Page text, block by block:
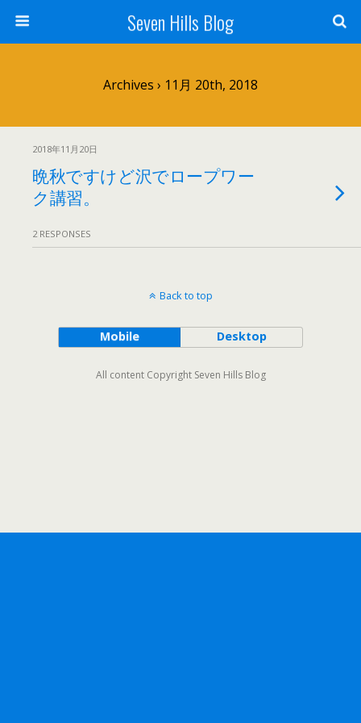
Seven Hills Blog
Archives › 11月 20th, 2018
2018年11月20日
晩秋ですけど沢でロープワー
ク講習。
2 RESPONSES
Back to top
Mobile Desktop
All content Copyright Seven Hills Blog